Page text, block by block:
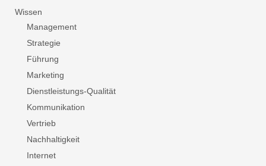
Wissen
Management
Strategie
Führung
Marketing
Dienstleistungs-Qualität
Kommunikation
Vertrieb
Nachhaltigkeit
Internet